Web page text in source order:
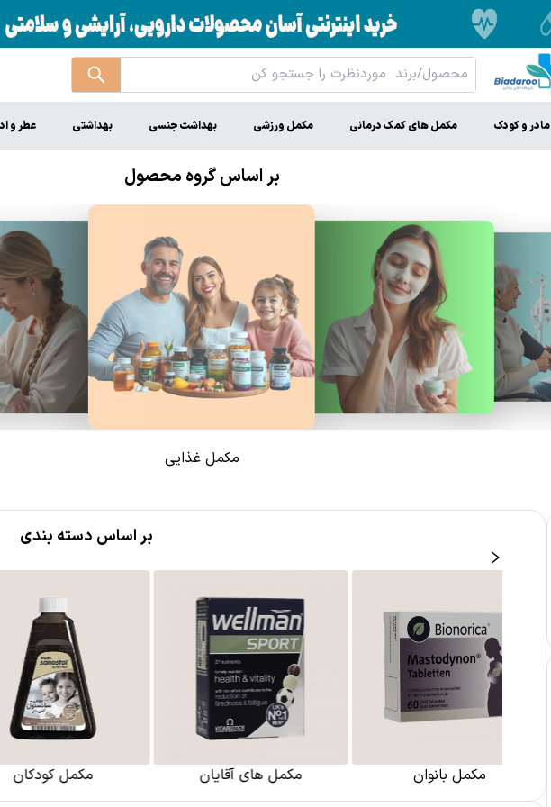
مادر و کودک مکمل های کمک درمانی مکمل ورزشی بهداشت جنسی بهداشتی عطر و
بر اساس گروه محصول
مکمل غذایی
بر اساس دسته بندی
مکمل های آقایان مکمل کودکان مکمل